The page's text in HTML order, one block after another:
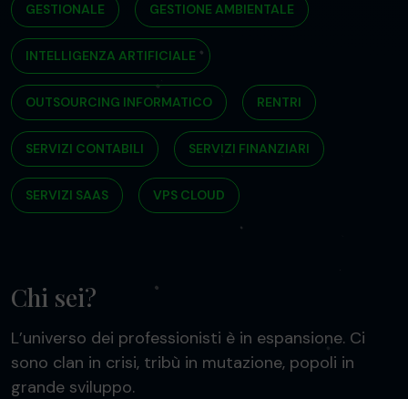
GESTIONALE GESTIONE AMBIENTALE
INTELLIGENZA ARTIFICIALE
OUTSOURCING INFORMATICO RENTRI
SERVIZI CONTABILI SERVIZI FINANZIARI
SERVIZI SAAS VPS CLOUD
Chi sei?
L’universo dei professionisti è in espansione. Ci
sono clan in crisi, tribù in mutazione, popoli in
grande sviluppo.